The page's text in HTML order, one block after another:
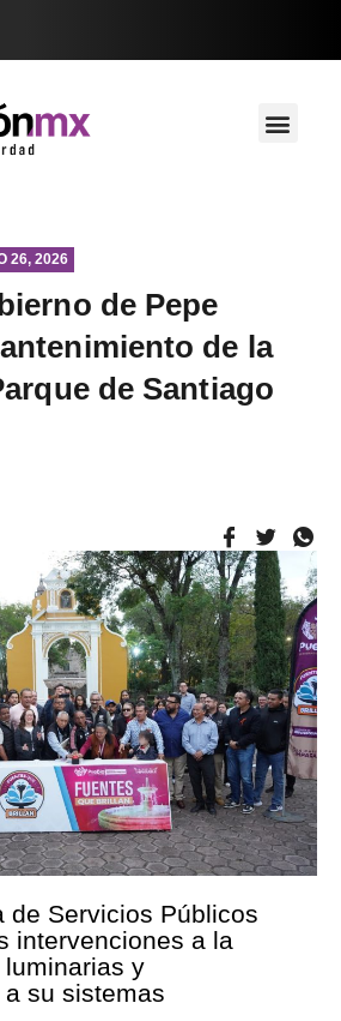
26, 2026
de Pepe
de la
de Santiago
de Servicios Públicos
intervenciones a la
y
su sistemas